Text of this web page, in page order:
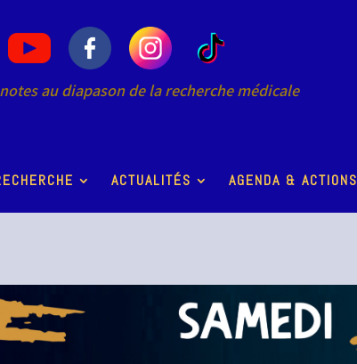
au diapason de la recherche médicale
ACTUALITÉS AGENDA & ACTIONS